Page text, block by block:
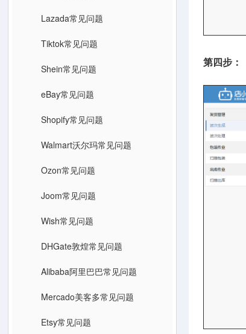
Lazada常见问题
Tiktok常见问题
Shein常见问题
eBay常见问题
Shopify常见问题
Walmart沃尔玛常见问题
Ozon常见问题
Joom常见问题
Wish常见问题
DHGate敦煌常见问题
Alibaba阿里巴巴常见问题
Mercado美客多常见问题
Etsy常见问题
第四步：